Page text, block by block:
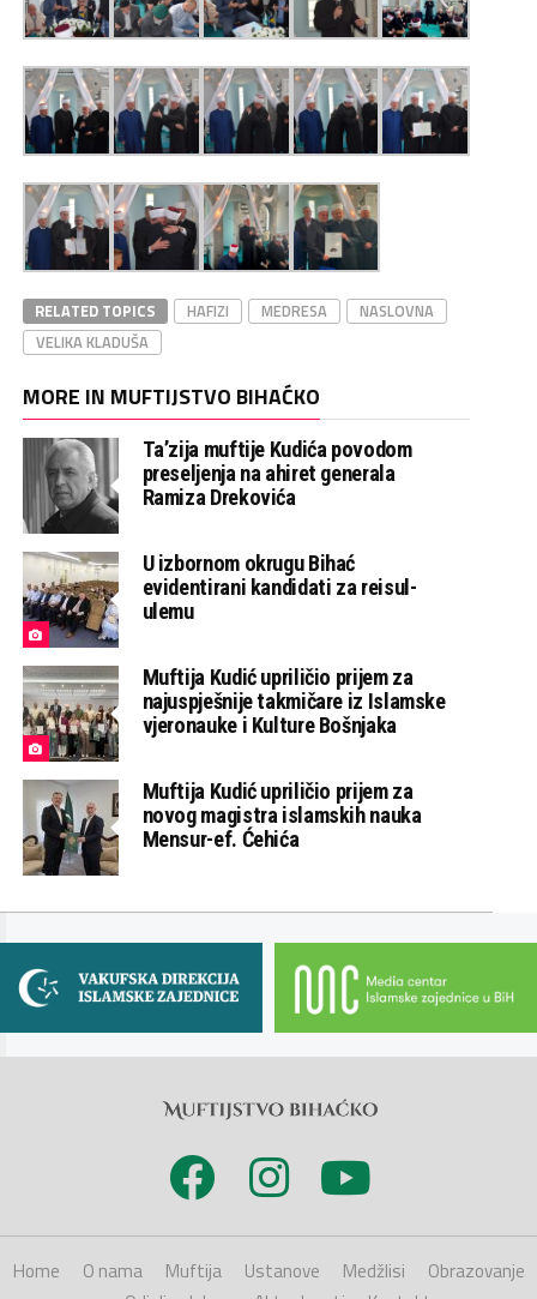
RELATED TOPICS HAFIZI MEDRESA
NASLOVNA
VELIKA KLADUŠA
MORE IN MUFTIJSTVO BIHAĆKO
Ta’zija muftije Kudića povodom
preseljenja na ahiret generala
Ramiza Drekovića
U izbornom okrugu Bihać
evidentirani kandidati za reisul-
ulemu
Muftija Kudić upriličio prijem za
najuspješnije takmičare iz Islamske
vjeronauke i Kulture Bošnjaka
Muftija Kudić upriličio prijem za
novog magistra islamskih nauka
Mensur-ef. Ćehića
Home O nama Muftija Ustanove Medžlisi
Obrazovanje